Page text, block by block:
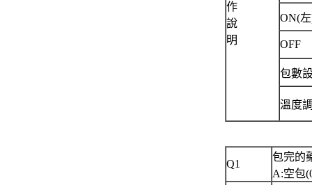
作
說
明
ON(
OFF
包數
溫度
Q1
包完的
A:空包